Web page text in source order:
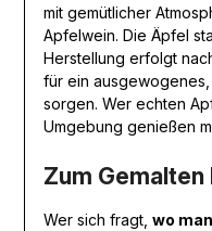
mit gemütlicher
Apfelwein. Die Äpfel
Herstellung erfolgt
für ein
sorgen. Wer echten
Umgebung genießen
Zum Gemalten
Wer sich fragt, wo